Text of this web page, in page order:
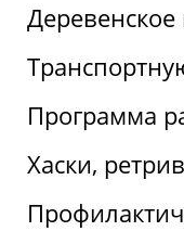
Программа
Хаски,